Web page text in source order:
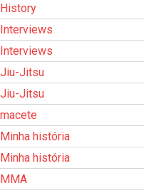
History
Interviews
Interviews
Jiu-Jitsu
Jiu-Jitsu
macete
Minha história
Minha história
MMA